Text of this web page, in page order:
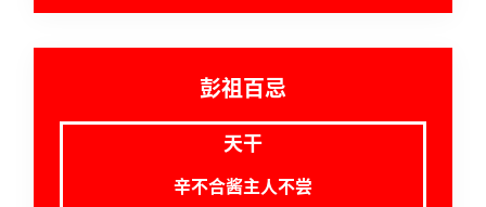
彭祖百忌
天干
辛不合酱主人不尝